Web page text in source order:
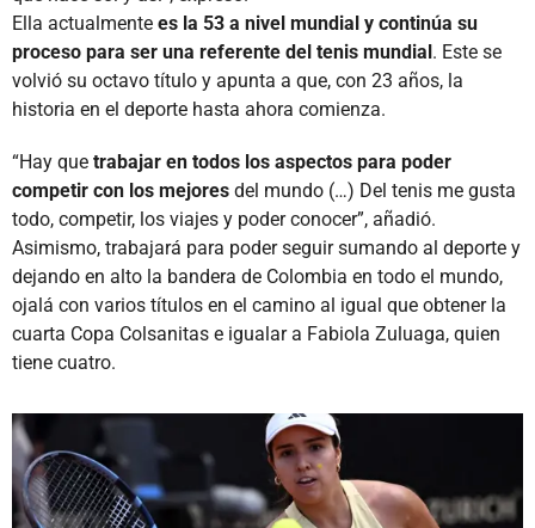
Ella actualmente es la 53 a nivel mundial y continúa su
proceso para ser una referente del tenis mundial. Este se
volvió su octavo título y apunta a que, con 23 años, la
historia en el deporte hasta ahora comienza.
“Hay que trabajar en todos los aspectos para poder
competir con los mejores del mundo (…) Del tenis me gusta
todo, competir, los viajes y poder conocer”, añadió.
Asimismo, trabajará para poder seguir sumando al deporte y
dejando en alto la bandera de Colombia en todo el mundo,
ojalá con varios títulos en el camino al igual que obtener la
cuarta Copa Colsanitas e igualar a Fabiola Zuluaga, quien
tiene cuatro.